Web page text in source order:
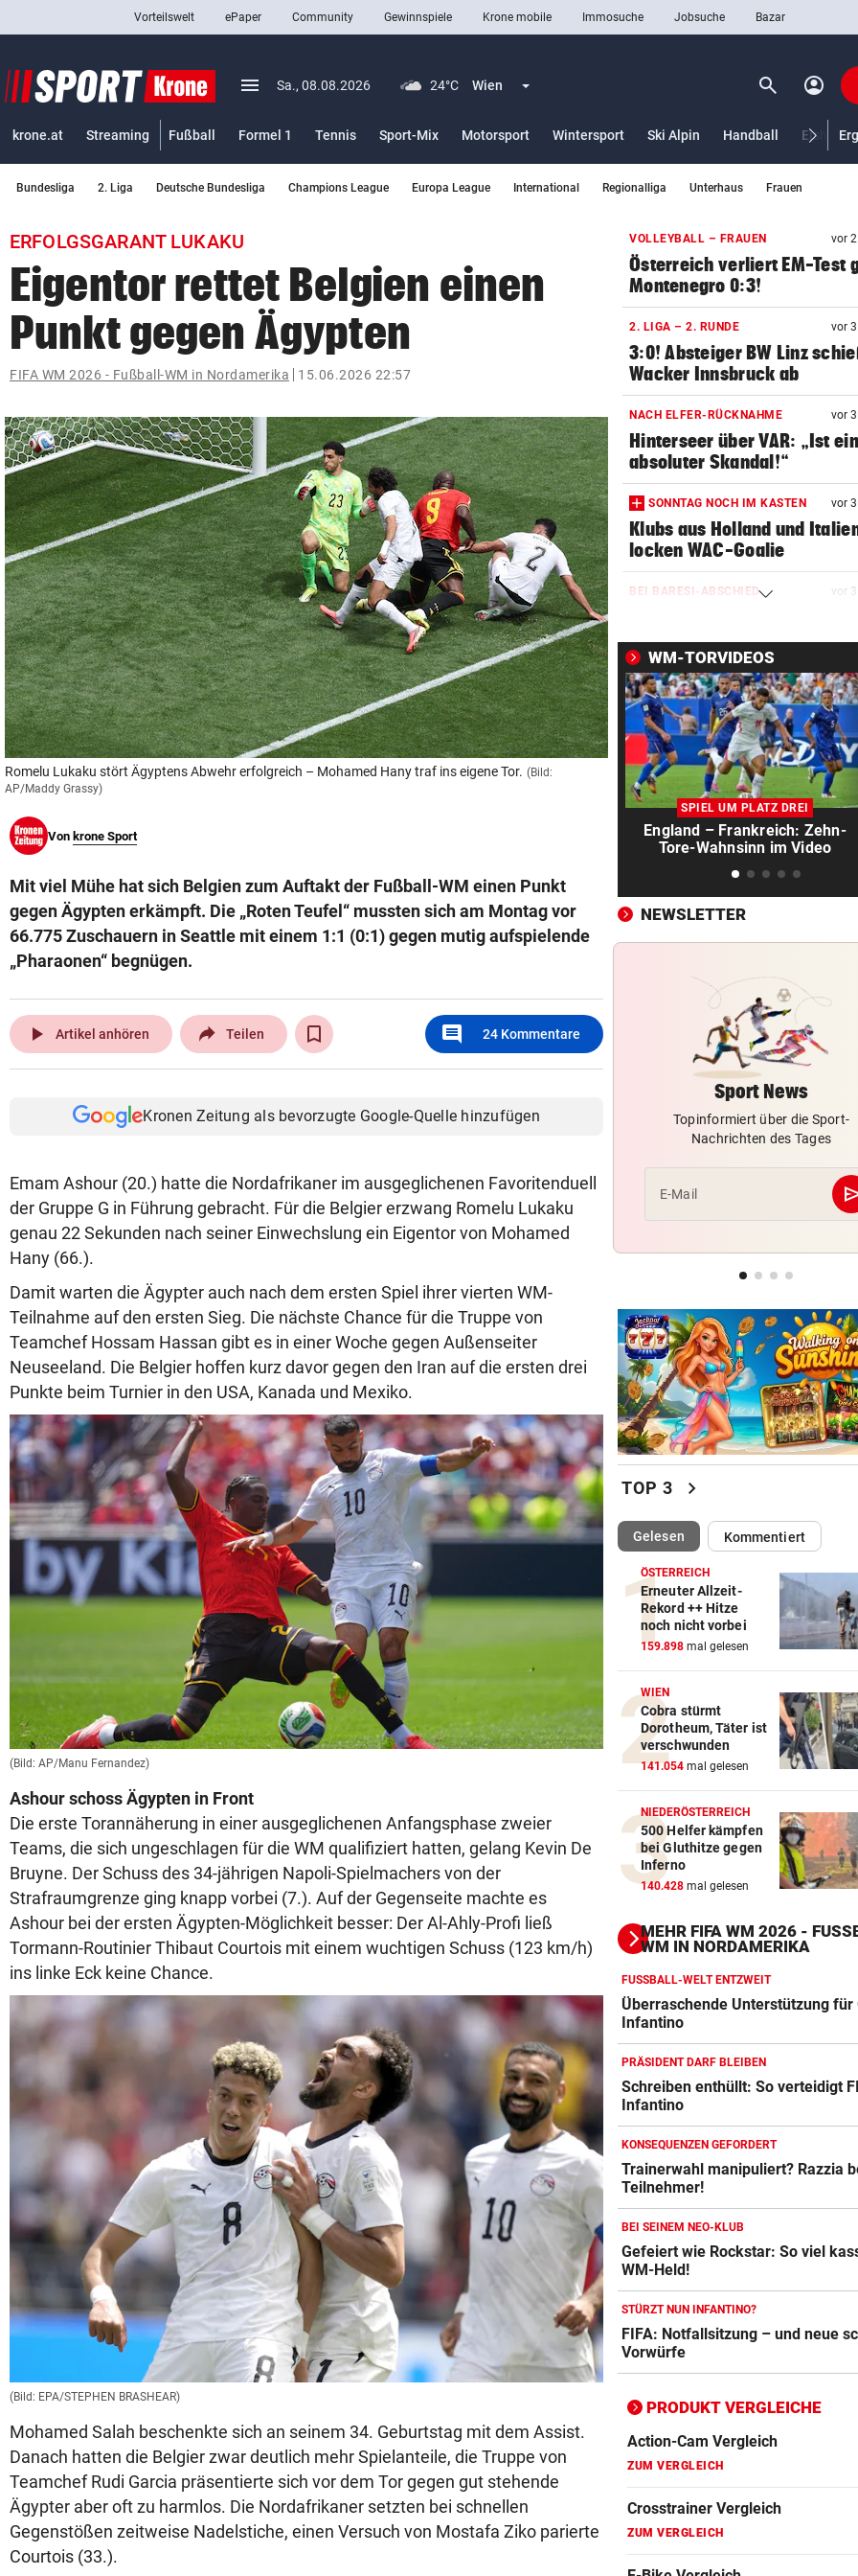
closeSchließen
Abonnieren
bookmark
Suchbegriff
eingeben
© Krone Multimedia GmbH & Co KG 2026
Muthgasse 2, 1190 Wien
Vorteilswelt ePaper Community Gewinnspiele Krone mobile Immosuche Jobsuche Bazar
menu Menü aufklappen
Sa., 08.08.2026 24°C Wien Menü aufklappen search Suchen
account_circle
krone.at Streaming Fußball Formel 1 Tennis Sport-Mix Motorsport Wintersport Ski Alpin Handball
Bundesliga 2. Liga Deutsche Bundesliga Champions League Europa League International Regionalliga Unterhaus Frauen
ERFOLGSGARANT LUKAKU
Eigentor rettet Belgien einen
Punkt gegen Ägypten
FIFA WM 2026 - Fußball-WM in Nordamerika 15.06.2026 22:57
Romelu Lukaku stört Ägyptens Abwehr erfolgreich – Mohamed Hany traf ins eigene Tor. (Bild:
AP/Maddy Grassy)
Von krone Sport
Mit viel Mühe hat sich Belgien zum Auftakt der Fußball-WM einen Punkt
gegen Ägypten erkämpft. Die „Roten Teufel“ mussten sich am Montag vor
66.775 Zuschauern in Seattle mit einem 1:1 (0:1) gegen mutig aufspielende
„Pharaonen“ begnügen.
play_arrow Artikel anhören Teilen comment 24 Kommentare
Kronen Zeitung als bevorzugte Google-Quelle hinzufügen
Emam Ashour (20.) hatte die Nordafrikaner im ausgeglichenen Favoritenduell
der Gruppe G in Führung gebracht. Für die Belgier erzwang Romelu Lukaku
genau 22 Sekunden nach seiner Einwechslung ein Eigentor von Mohamed
Hany (66.).
Damit warten die Ägypter auch nach dem ersten Spiel ihrer vierten WM-
Teilnahme auf den ersten Sieg. Die nächste Chance für die Truppe von
Teamchef Hossam Hassan gibt es in einer Woche gegen Außenseiter
Neuseeland. Die Belgier hoffen kurz davor gegen den Iran auf die ersten drei
Punkte beim Turnier in den USA, Kanada und Mexiko.
(Bild: AP/Manu Fernandez)
Ashour schoss Ägypten in Front
Die erste Torannäherung in einer ausgeglichenen Anfangsphase zweier
Teams, die sich ungeschlagen für die WM qualifiziert hatten, gelang Kevin De
Bruyne. Der Schuss des 34-jährigen Napoli-Spielmachers von der
Strafraumgrenze ging knapp vorbei (7.). Auf der Gegenseite machte es
Ashour bei der ersten Ägypten-Möglichkeit besser: Der Al-Ahly-Profi ließ
Tormann-Routinier Thibaut Courtois mit einem wuchtigen Schuss (123 km/h)
ins linke Eck keine Chance.
(Bild: EPA/STEPHEN BRASHEAR)
Mohamed Salah beschenkte sich an seinem 34. Geburtstag mit dem Assist.
Danach hatten die Belgier zwar deutlich mehr Spielanteile, die Truppe von
Teamchef Rudi Garcia präsentierte sich vor dem Tor gegen gut stehende
Ägypter aber oft zu harmlos. Die Nordafrikaner setzten bei schnellen
Gegenstößen zeitweise Nadelstiche, einen Versuch von Mostafa Ziko parierte
Courtois (33.).
VOLLEYBALL – FRAUEN vor
Österreich verliert EM-Test
Montenegro 0:3!
2. LIGA – 2. RUNDE vor
3:0! Absteiger BW Linz
Wacker Innsbruck ab
NACH ELFER-RÜCKNAHME vor
Hinterseer über VAR: „Ist ein
absoluter Skandal!“
SONNTAG NOCH IM KASTEN vor
Klubs aus Holland und
locken WAC-Goalie
BEI BARESI-ABSCHIED vor
mit Mallet-Finger
LÄNDLE-KICKER SIEGEN vor
3:1 nach 0:1! Altach dreht
gegen WSG Tirol
NACH WIEN AUF MYKONOS vor 4
Luxus am Meer! Sabalenka
gewährt private Einblicke
FUSSBALL-FANS FEIERN
Hochgefühle dank Comeback
eines Kult-Sponsors
LIEFERING VERLIERT vor
Rückkehr nach Grödig
2. LIGA – 2. RUNDE
Fehlstart komplett! Nächste
für St. Pölten
WM-TORVIDEOS
SPIEL UM PLATZ DREI
England – Frankreich: Zehn-
Tore-Wahnsinn im Video
NEWSLETTER
Sport News
Topinformiert über die Sport-
Nachrichten des Tages
E-Mail
TOP 3 chevron_right
Gelesen(ausgewählt)Kommentiert
ÖSTERREICH
Erneuter Allzeit-
Rekord ++ Hitze
noch nicht vorbei
159.898 mal gelesen
WIEN
Cobra stürmt
Dorotheum, Täter ist
verschwunden
141.054 mal gelesen
NIEDERÖSTERREICH
500 Helfer kämpfen
bei Gluthitze gegen
Inferno
140.428 mal gelesen
MEHR FIFA WM 2026 -
M IN NORDAMERIKA
FUSSBALL-WELT ENTZWEIT
Überraschende Unterstützung für
Infantino
PRÄSIDENT DARF BLEIBEN
Schreiben enthüllt: So verteidigt
Infantino
KONSEQUENZEN GEFORDERT
Trainerwahl manipuliert? Razzia
Teilnehmer!
BEI SEINEM NEO-KLUB
Gefeiert wie Rockstar: So viel
WM-Held!
STÜRZT NUN INFANTINO?
FIFA: Notfallsitzung – und neue
Vorwürfe
PRODUKT VERGLEICHE
Action-Cam Vergleich
ZUM VERGLEICH
Crosstrainer Vergleich
ZUM VERGLEICH
ZUM VERGLEICH
Elektro-Scooter Vergleich
ZUM VERGLEICH
Ergometer Vergleich
ZUM VERGLEICH
Fahrrad Test
ZUM VERGLEICH
Fahrradanhänger Vergleich
ZUM VERGLEICH